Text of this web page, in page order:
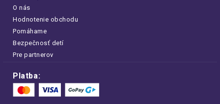
O nás
Hodnotenie obchodu
Pomáhame
Bezpečnosť detí
Pre partnerov
Platba: